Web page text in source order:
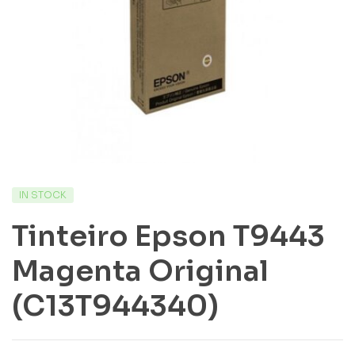
IN STOCK
Tinteiro Epson T9443
Magenta Original
(C13T944340)